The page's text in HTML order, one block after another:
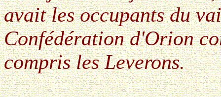
avait les occupants du
Confédération d'Orion
compris les Leverons.